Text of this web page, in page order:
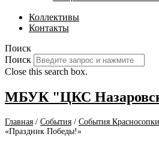
Коллективы
Контакты
Поиск
Поиск
Close this search box.
МБУК "ЦКС
Главная / События / События
«Праздник Победы!»